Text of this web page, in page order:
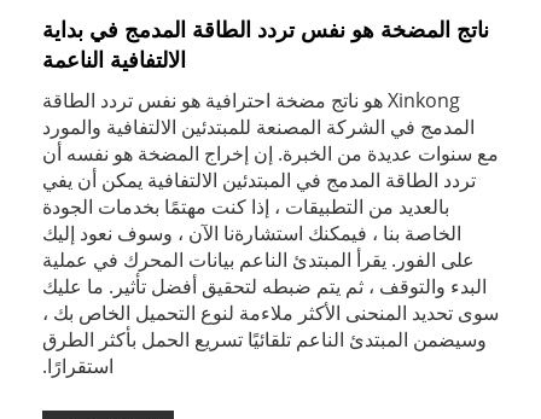
ناتج المضخة هو نفس تردد الطاقة المدمج في بداية
الالتفافية الناعمة
Xinkong هو ناتج مضخة احترافية هو نفس تردد الطاقة
المدمج في الشركة المصنعة للمبتدئين الالتفافية والمورد
مع سنوات عديدة من الخبرة. إن إخراج المضخة هو نفسه أن
تردد الطاقة المدمج في المبتدئين الالتفافية يمكن أن يفي
بالعديد من التطبيقات ، إذا كنت مهتمًا بخدمات الجودة
الخاصة بنا ، فيمكنك استشارةنا الآن ، وسوف نعود إليك
على الفور. يقرأ المبتدئ الناعم بيانات المحرك في عملية
البدء والتوقف ، ثم يتم ضبطه لتحقيق أفضل تأثير. ما عليك
سوى تحديد المنحنى الأكثر ملاءمة لنوع التحميل الخاص بك ،
وسيضمن المبتدئ الناعم تلقائيًا تسريع الحمل بأكثر الطرق
استقرارًا.